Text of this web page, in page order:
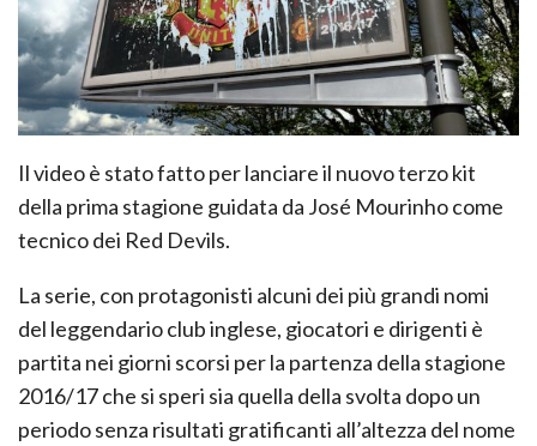
Il video è stato fatto per lanciare il nuovo terzo kit
della prima stagione guidata da José Mourinho come
tecnico dei Red Devils.
La serie, con protagonisti alcuni dei più grandi nomi
del leggendario club inglese, giocatori e dirigenti è
partita nei giorni scorsi per la partenza della stagione
2016/17 che si speri sia quella della svolta dopo un
periodo senza risultati gratificanti all’altezza del nome